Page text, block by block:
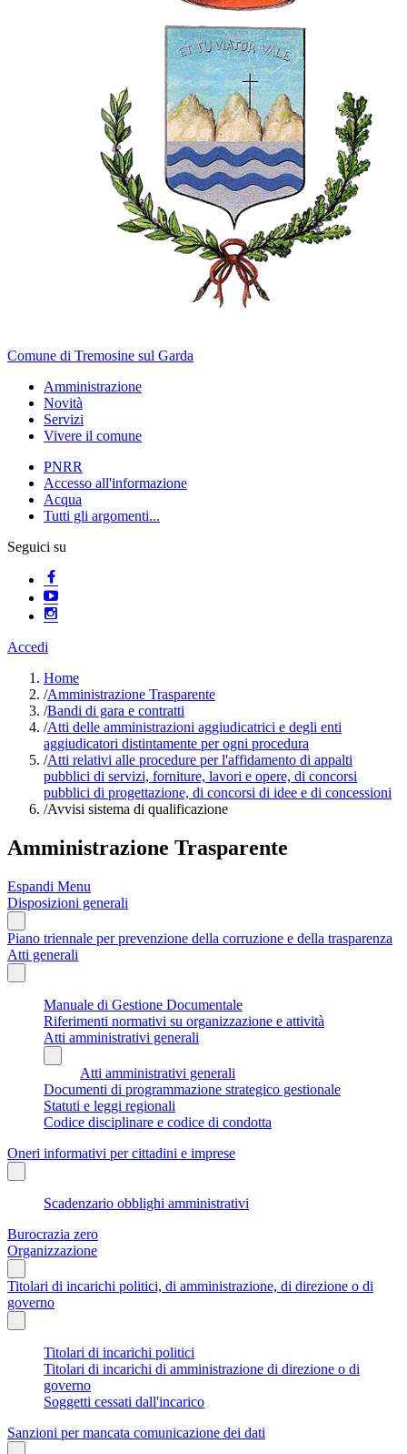
Comune di Tremosine sul Garda
Amministrazione
Novità
Servizi
Vivere il comune
PNRR
Accesso all'informazione
Acqua
Tutti gli argomenti...
Seguici su
Accedi
Home
/Amministrazione Trasparente
/Bandi di gara e contratti
/Atti delle amministrazioni aggiudicatrici e degli enti
aggiudicatori distintamente per ogni procedura
/Atti relativi alle procedure per l'affidamento di appalti
pubblici di servizi, forniture, lavori e opere, di concorsi
pubblici di progettazione, di concorsi di idee e di concessioni
/Avvisi sistema di qualificazione
Amministrazione Trasparente
Espandi Menu
Disposizioni generali
Piano triennale per prevenzione della corruzione e della trasparenza
Atti generali
Manuale di Gestione Documentale
Riferimenti normativi su organizzazione e attività
Atti amministrativi generali
Atti amministrativi generali
Documenti di programmazione strategico gestionale
Statuti e leggi regionali
Codice disciplinare e codice di condotta
Oneri informativi per cittadini e imprese
Scadenzario obblighi amministrativi
Burocrazia zero
Organizzazione
Titolari di incarichi politici, di amministrazione, di direzione o di
governo
Titolari di incarichi politici
Titolari di incarichi di amministrazione di direzione o di
governo
Soggetti cessati dall'incarico
Sanzioni per mancata comunicazione dei dati